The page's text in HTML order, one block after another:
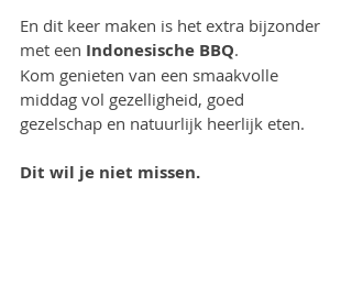
En dit keer maken is het extra bijzonder
met een Indonesische BBQ.
Kom genieten van een smaakvolle
middag vol gezelligheid, goed
gezelschap en natuurlijk heerlijk eten.
Dit wil je niet missen.